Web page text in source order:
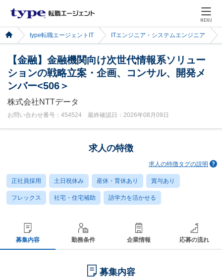
MENU
type転職エージェントIT ITエンジニア・システムエンジニア
【金融】金融機関向け次世代情報系ソリュー
ションの戦略立案・企画、コンサル、開発メ
ンバー<506＞
株式会社NTTデータ
お問い合わせ番号：454524 最終確認日：2026年08月09日
求人の特徴
求人の特徴タグの説明
正社員採用 土日祝休み 産休・育休あり 賞与あり
フレックス 社宅・住宅補助 語学力を活かせる
募集内容 勤務条件 企業情報 応募の流れ
募集内容